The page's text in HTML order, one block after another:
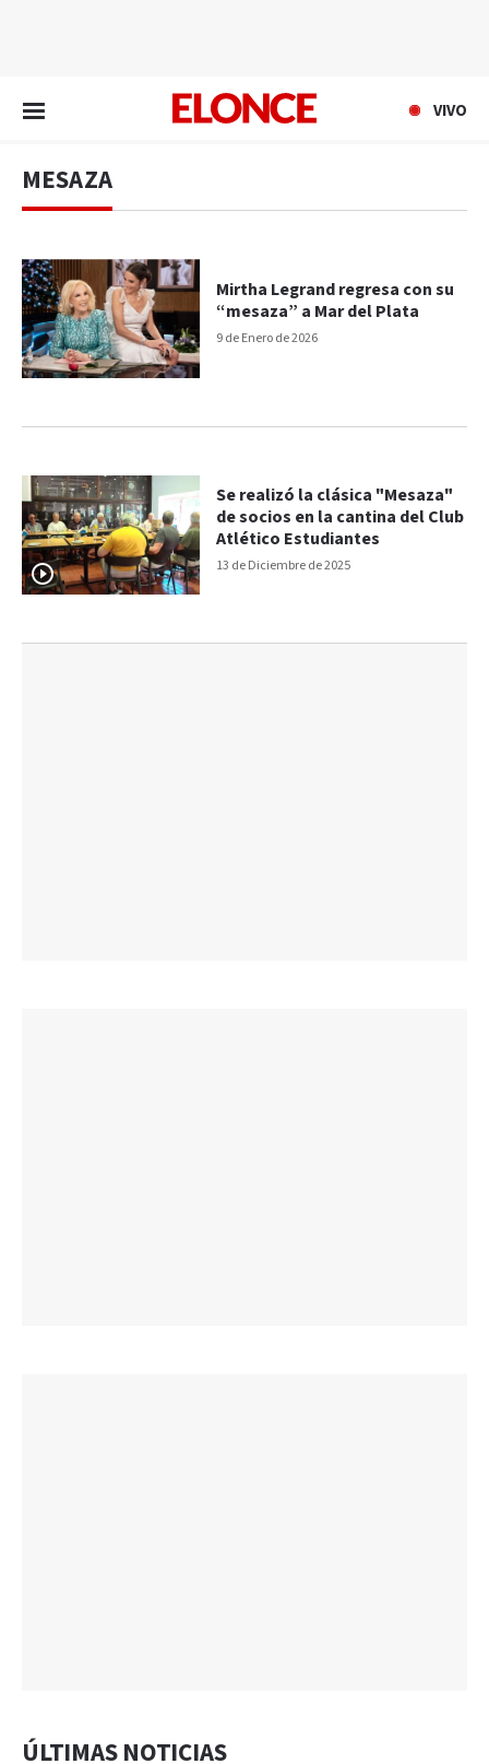
VIVO
MESAZA
9 de Enero de 2026
Mirtha Legrand regresa con su
“mesaza” a Mar del Plata
13 de Diciembre de 2025
Se realizó la clásica "Mesaza"
de socios en la cantina del Club
Atlético Estudiantes
ÚLTIMAS NOTICIAS